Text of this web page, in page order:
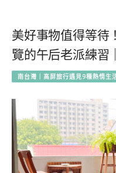
美好事物值得等待
覽的午后老派練習
南台灣｜高屏旅行遇見9種熱情生